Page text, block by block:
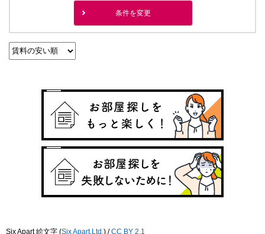
条件を変更
Six Apart 絵文字 (Six Apart,Ltd. ) /CC BY 2.1